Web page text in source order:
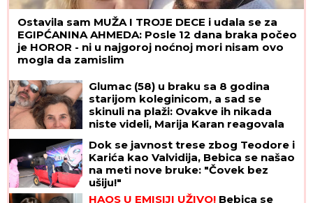
Ostavila sam MUŽA I TROJE DECE i udala se za
EGIPĆANINA AHMEDA: Posle 12 dana braka počeo
je HOROR - ni u najgoroj noćnoj mori nisam ovo
mogla da zamislim
Glumac (58) u braku sa 8 godina
starijom koleginicom, a sad se
skinuli na plaži: Ovakve ih nikada
niste videli, Marija Karan reagovala
Dok se javnost trese zbog Teodore i
Karića kao Valvidija, Bebica se našao
na meti nove bruke: "Čovek bez
ušiju!"
HAOS U EMISIJI UŽIVO! Bebica se